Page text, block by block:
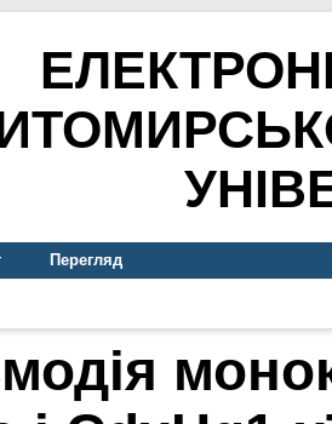
Перегляд